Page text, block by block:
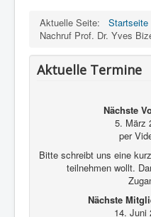
Aktuelle Seite:
Startseite
Nachruf Prof. Dr. Yves
Aktuelle Termine
Nächste
5. März
per
Bitte schreibt uns eine
teilnehmen wollt.
Nächste
14. Juni